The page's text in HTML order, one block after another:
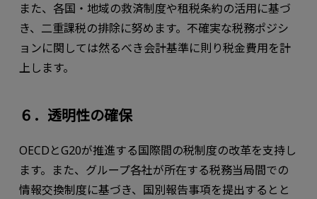
また、各国・地域の救済制度や租税条約の活用に基づ
き、二重課税の排除に努めます。不確実な税務ポジシ
ョンに関しては然るべき会計基準に則り税金費用を計
上します。
６．透明性の確保
OECDとG20が推進する国際間の税制度の改革を支持し
ます。また、グループ各社が所在する税務当局間での
情報交換制度に基づき、国別報告事項を提出するとと